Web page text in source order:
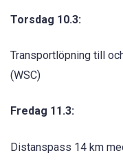
Torsdag 10.3:
Transportlöpning till
(WSC)
Fredag 11.3:
Distanspass 14 km